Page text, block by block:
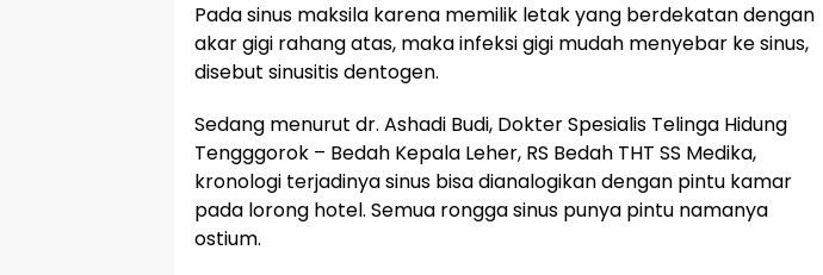
Pada sinus maksila karena memilik letak yang berdekatan dengan
akar gigi rahang atas, maka infeksi gigi mudah menyebar ke sinus,
disebut sinusitis dentogen.
Sedang menurut dr. Ashadi Budi, Dokter Spesialis Telinga Hidung
Tengggorok – Bedah Kepala Leher, RS Bedah THT SS Medika,
kronologi terjadinya sinus bisa dianalogikan dengan pintu kamar
pada lorong hotel. Semua rongga sinus punya pintu namanya
ostium.